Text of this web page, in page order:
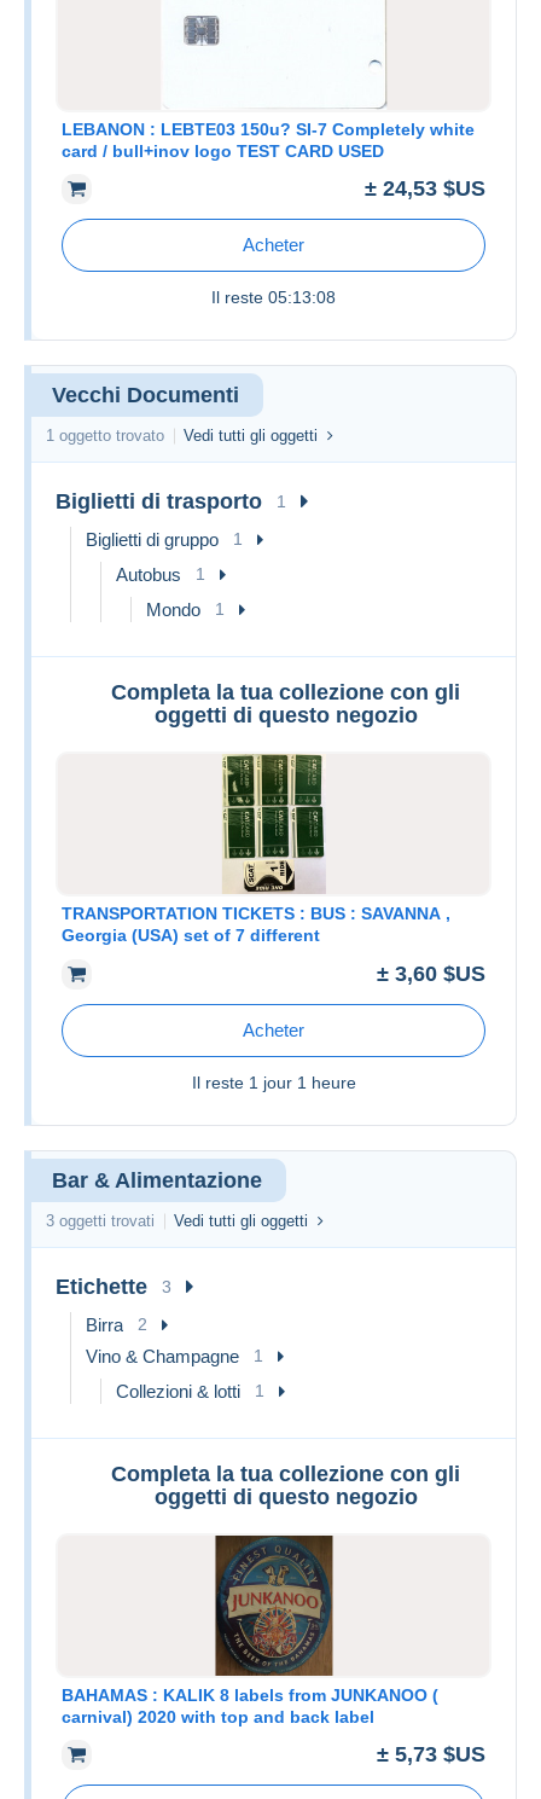
LEBANON : LEBTE03 150u? SI-7 Completely white
card / bull+inov logo TEST CARD USED
± 24,53 $US
Acheter
Il reste 05:13:08
Vecchi Documenti
1 oggetto trovato Vedi tutti gli oggetti
Biglietti di trasporto 1
Biglietti di gruppo 1
Autobus 1
Mondo 1
Completa la tua collezione con gli
oggetti di questo negozio
TRANSPORTATION TICKETS : BUS : SAVANNA ,
Georgia (USA) set of 7 different
± 3,60 $US
Acheter
Il reste 1 jour 1 heure
Bar & Alimentazione
3 oggetti trovati Vedi tutti gli oggetti
Etichette 3
Birra 2
Vino & Champagne 1
Collezioni & lotti 1
Completa la tua collezione con gli
oggetti di questo negozio
BAHAMAS : KALIK 8 labels from JUNKANOO (
carnival) 2020 with top and back label
± 5,73 $US